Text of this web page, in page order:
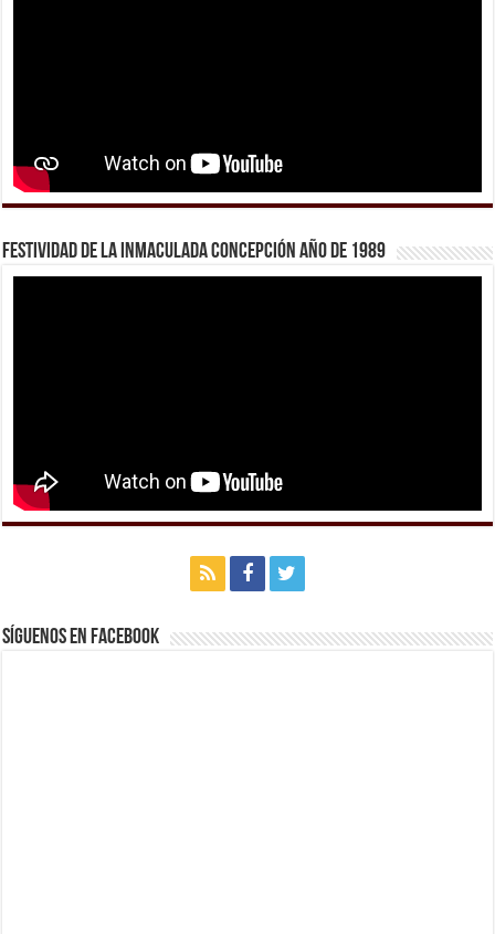
Festividad de la Inmaculada Concepción año de 1989
Síguenos en Facebook